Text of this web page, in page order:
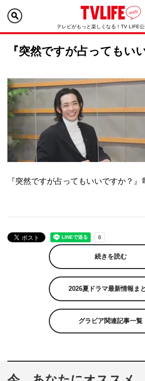
テレビがもっと楽しくなる！TV LIFE公
『突然ですが占ってもい
『突然ですが占ってもいいですか？
続きを読む
2026夏ドラマ最新情報ま
グラビア関連記事一覧